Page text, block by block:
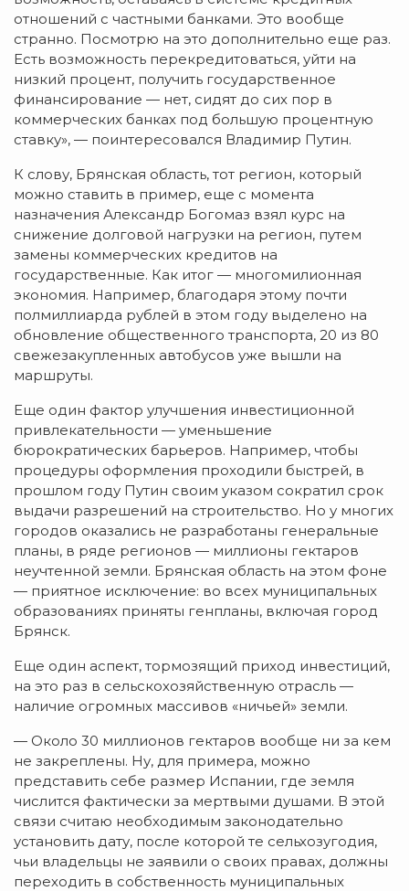
отношений с частными банками. Это вообще
странно. Посмотрю на это дополнительно еще раз.
Есть возможность перекредитоваться, уйти на
низкий процент, получить государственное
финансирование — нет, сидят до сих пор в
коммерческих банках под большую процентную
ставку», — поинтересовался Владимир Путин.
К слову, Брянская область, тот регион, который
можно ставить в пример, еще с момента
назначения Александр Богомаз взял курс на
снижение долговой нагрузки на регион, путем
замены коммерческих кредитов на
государственные. Как итог — многомилионная
экономия. Например, благодаря этому почти
полмиллиарда рублей в этом году выделено на
обновление общественного транспорта, 20 из 80
свежезакупленных автобусов уже вышли на
маршруты.
Еще один фактор улучшения инвестиционной
привлекательности — уменьшение
бюрократических барьеров. Например, чтобы
процедуры оформления проходили быстрей, в
прошлом году Путин своим указом сократил срок
выдачи разрешений на строительство. Но у многих
городов оказались не разработаны генеральные
планы, в ряде регионов — миллионы гектаров
неучтенной земли. Брянская область на этом фоне
— приятное исключение: во всех муниципальных
образованиях приняты генпланы, включая город
Брянск.
Еще один аспект, тормозящий приход инвестиций,
на это раз в сельскохозяйственную отрасль —
наличие огромных массивов «ничьей» земли.
— Около 30 миллионов гектаров вообще ни за кем
не закреплены. Ну, для примера, можно
представить себе размер Испании, где земля
числится фактически за мертвыми душами. В этой
связи считаю необходимым законодательно
установить дату, после которой те сельхозугодия,
чьи владельцы не заявили о своих правах, должны
переходить в собственность муниципальных